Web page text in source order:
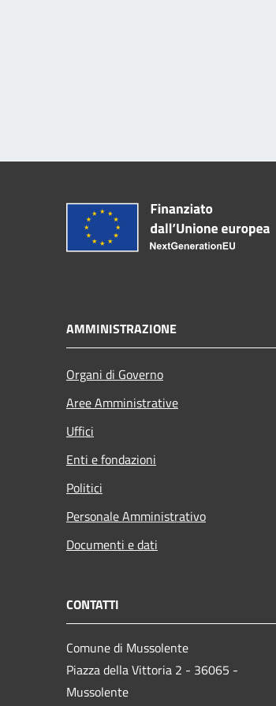
AMMINISTRAZIONE
Organi di Governo
Aree Amministrative
Uffici
Enti e fondazioni
Politici
Personale Amministrativo
Documenti e dati
CONTATTI
Comune di Mussolente
Piazza della Vittoria 2 - 36065 -
Mussolente